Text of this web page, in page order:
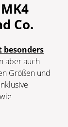
Co.
besonders
aber auch
Größen und